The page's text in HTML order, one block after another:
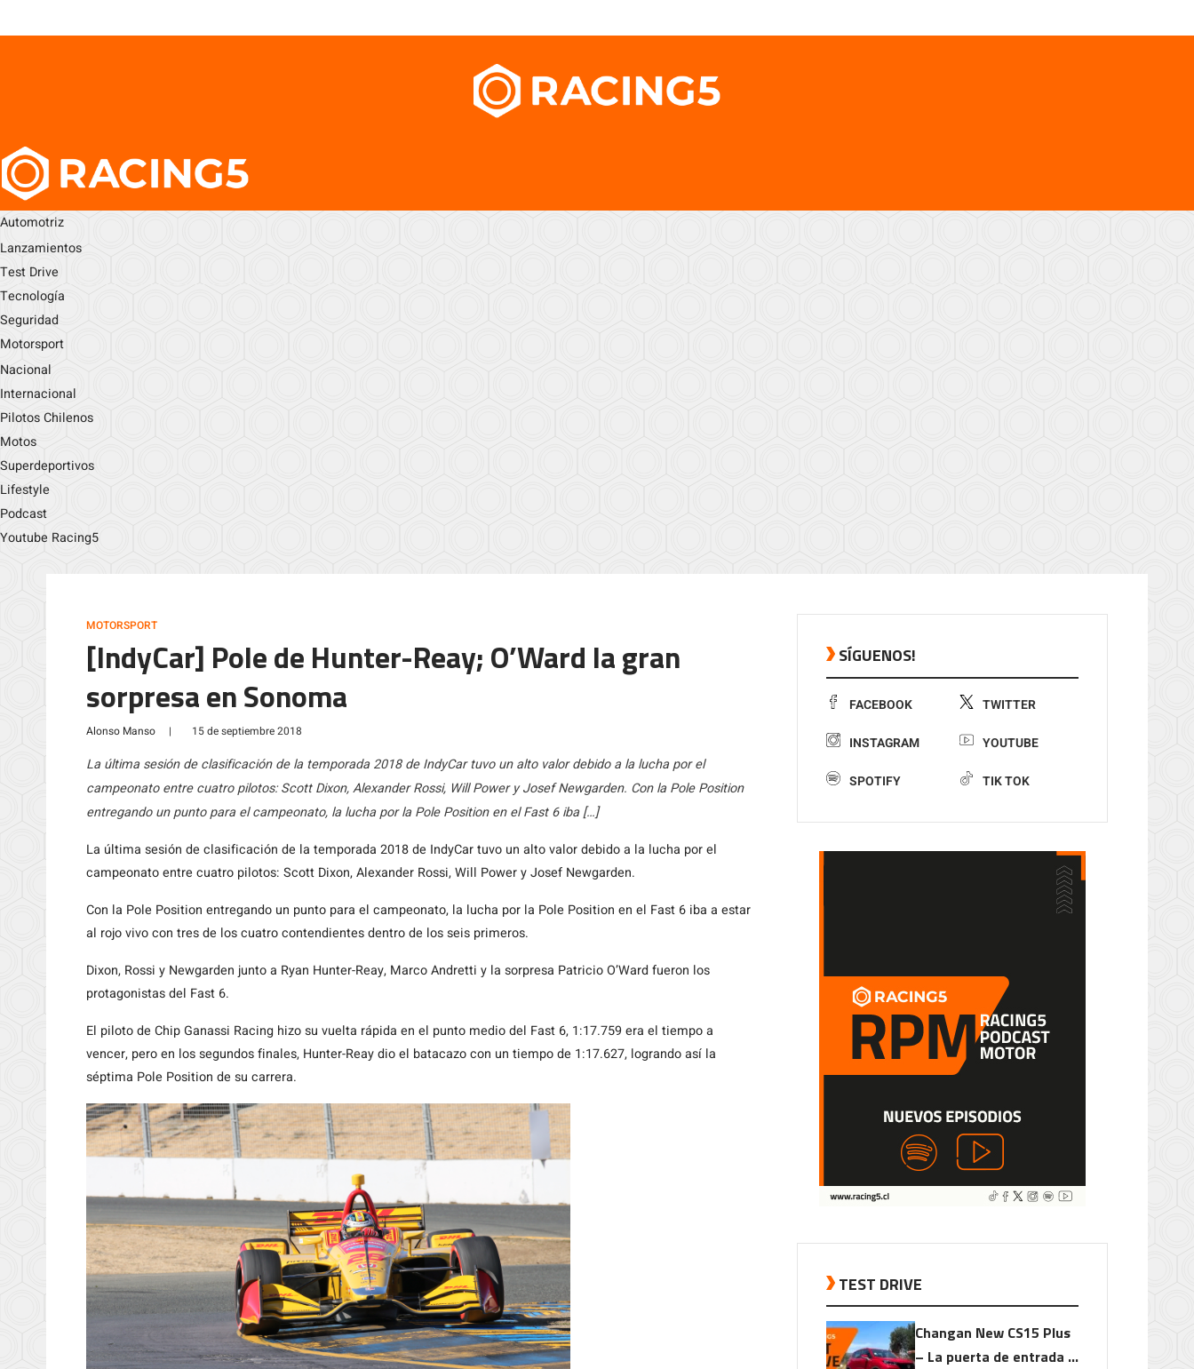
Automotriz
Lanzamientos
Test Drive
Tecnología
Seguridad
Motorsport
Nacional
Internacional
Pilotos Chilenos
Motos
Superdeportivos
Lifestyle
Podcast
Youtube Racing5
MOTORSPORT
[IndyCar] Pole de Hunter-Reay; O’Ward la gran
sorpresa en Sonoma
Alonso Manso | 15 de septiembre 2018
La última sesión de clasificación de la temporada 2018 de IndyCar tuvo un alto valor debido a la lucha por el
campeonato entre cuatro pilotos: Scott Dixon, Alexander Rossi, Will Power y Josef Newgarden. Con la Pole Position
entregando un punto para el campeonato, la lucha por la Pole Position en el Fast 6 iba […]
La última sesión de clasificación de la temporada 2018 de IndyCar tuvo un alto valor debido a la lucha por el
campeonato entre cuatro pilotos: Scott Dixon, Alexander Rossi, Will Power y Josef Newgarden.
Con la Pole Position entregando un punto para el campeonato, la lucha por la Pole Position en el Fast 6 iba a estar
al rojo vivo con tres de los cuatro contendientes dentro de los seis primeros.
Dixon, Rossi y Newgarden junto a Ryan Hunter-Reay, Marco Andretti y la sorpresa Patricio O’Ward fueron los
protagonistas del Fast 6.
El piloto de Chip Ganassi Racing hizo su vuelta rápida en el punto medio del Fast 6, 1:17.759 era el tiempo a
vencer, pero en los segundos finales, Hunter-Reay dio el batacazo con un tiempo de 1:17.627, logrando así la
séptima Pole Position de su carrera.
SÍGUENOS!
FACEBOOK TWITTER
INSTAGRAM YOUTUBE
SPOTIFY TIK TOK
TEST DRIVE
Changan New CS15 Plus
– La puerta de entrada a